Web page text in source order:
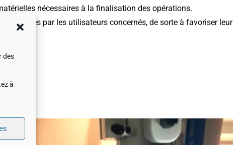
des
à
nécessaires à la finalisation des opérations.
installés par les utilisateurs concernés, de sorte à favoriser leur